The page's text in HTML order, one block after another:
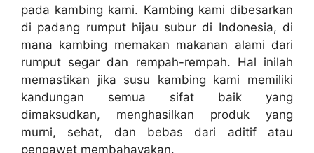
pada kambing kami. Kambing kami dibesarkan
di padang rumput hijau subur di Indonesia, di
mana kambing memakan makanan alami dari
rumput segar dan rempah-rempah. Hal inilah
memastikan jika susu kambing kami memiliki
kandungan semua sifat baik yang
dimaksudkan, menghasilkan produk yang
murni, sehat, dan bebas dari aditif atau
pengawet membahayakan.